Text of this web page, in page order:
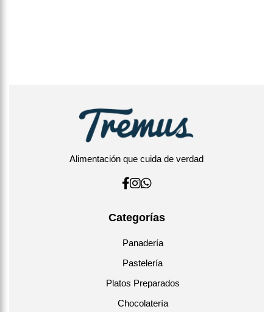
Alimentación que cuida de verdad
Categorías
Panadería
Pastelería
Platos Preparados
Chocolatería